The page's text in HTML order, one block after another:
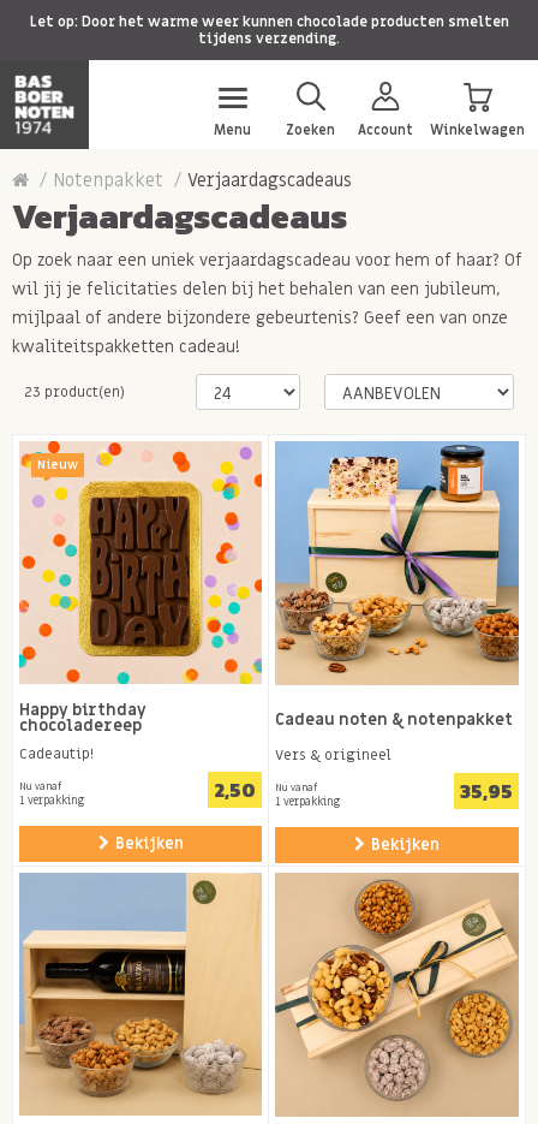
Let op: Door het warme weer kunnen chocolade producten smelten
tijdens verzending.
Menu Zoeken Account Winkelwagen
Notenpakket Verjaardagscadeaus
Verjaardagscadeaus
Op zoek naar een uniek verjaardagscadeau voor hem of haar? Of
wil jij je felicitaties delen bij het behalen van een jubileum,
mijlpaal of andere bijzondere gebeurtenis? Geef een van onze
kwaliteitspakketten cadeau!
23 product(en)
Nieuw
Happy birthday
chocoladereep
Cadeautip!
Nu vanaf
1 verpakking 2,50
Bekijken
Cadeau noten & notenpakket
Vers & origineel
Nu vanaf
1 verpakking 35,95
Bekijken